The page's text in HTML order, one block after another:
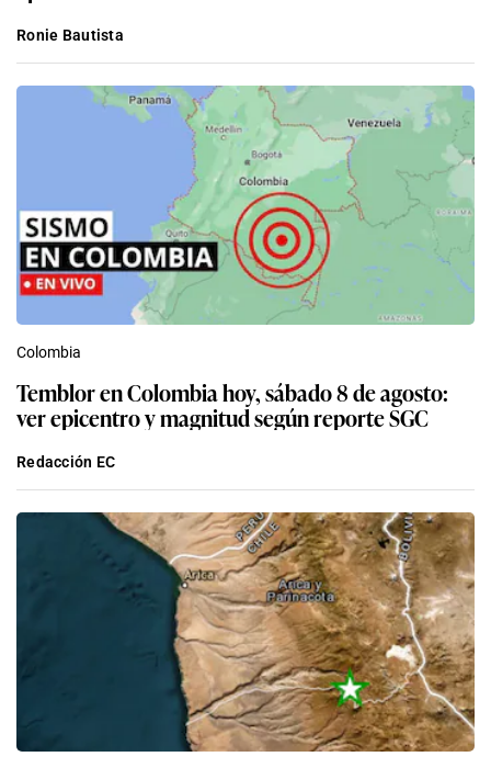
Ronie Bautista
Colombia
Temblor en Colombia hoy, sábado 8 de agosto:
ver epicentro y magnitud según reporte SGC
Redacción EC